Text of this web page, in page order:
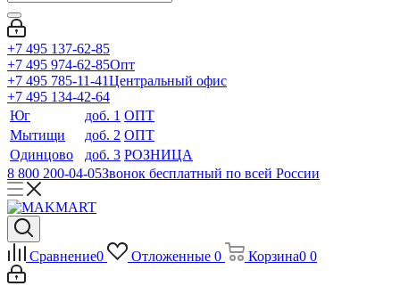
+7 495 137-62-85
+7 495 974-62-85Опт
+7 495 785-11-41Центральный офис
+7 495 134-42-64
Юг
доб. 1 ОПТ
Мытищи
доб. 2 ОПТ
Одинцово
доб. 3 РОЗНИЦА
8 800 200-04-05Звонок бесплатный по всей России
Сравнение0 Отложенные 0 Корзина0 0